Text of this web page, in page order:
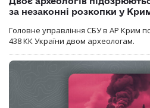
за незаконні розкопки у
Головне управління СБУ в АР Крим
438 КК України двом археологам.